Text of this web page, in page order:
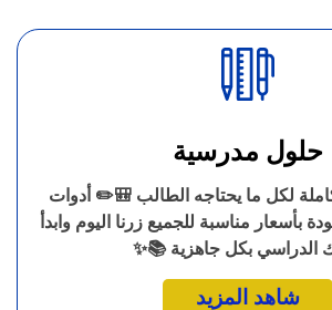
حلول مدرسية
لكل ما يحتاجه الطالب 🎒✏️ أدوات
بأسعار مناسبة للجميع زرنا اليوم وابدأ
الدراسي بكل جاهزية 📚✨
شاهد المزيد